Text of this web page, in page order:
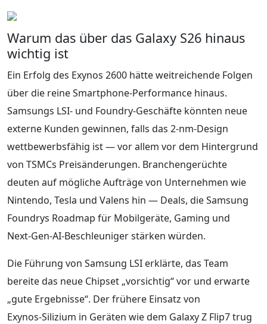
Warum das über das Galaxy S26 hinaus
wichtig ist
Ein Erfolg des Exynos 2600 hätte weitreichende Folgen
über die reine Smartphone‑Performance hinaus.
Samsungs LSI- und Foundry-Geschäfte könnten neue
externe Kunden gewinnen, falls das 2-nm-Design
wettbewerbsfähig ist — vor allem vor dem Hintergrund
von TSMCs Preisänderungen. Branchengerüchte
deuten auf mögliche Aufträge von Unternehmen wie
Nintendo, Tesla und Valens hin — Deals, die Samsung
Foundrys Roadmap für Mobilgeräte, Gaming und
Next‑Gen-AI-Beschleuniger stärken würden.
Die Führung von Samsung LSI erklärte, das Team
bereite das neue Chipset „vorsichtig“ vor und erwarte
„gute Ergebnisse“. Der frühere Einsatz von
Exynos‑Silizium in Geräten wie dem Galaxy Z Flip7 trug